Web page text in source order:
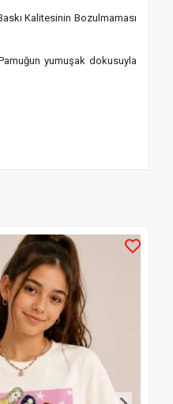
Kalitesinin Bozulmaması
yumuşak dokusuyla